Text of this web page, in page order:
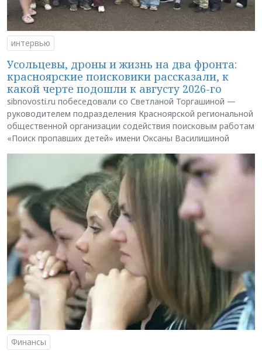
интервью
Усольцевы, дроны и жизнь на два фронта:
красноярские поисковики рассказали, к
какой черте подошли к августу 2026-го
sibnovosti.ru побеседовали со Светланой Торгашиной —
руководителем подразделения Красноярской региональной
общественной организации содействия поисковым работам
«Поиск пропавших детей» имени Оксаны Василишиной
Финансы